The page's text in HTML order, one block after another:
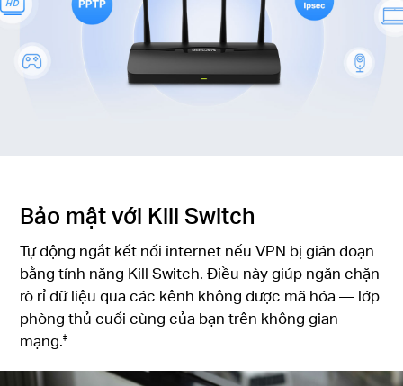
Bảo mật với Kill Switch
Tự động ngắt kết nối internet nếu VPN bị gián đoạn
bằng tính năng Kill Switch. Điều này giúp ngăn chặn
rò rỉ dữ liệu qua các kênh không được mã hóa — lớp
phòng thủ cuối cùng của bạn trên không gian
mạng.‡